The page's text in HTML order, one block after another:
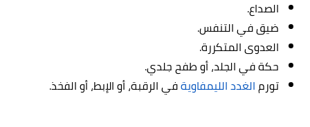
الصداع.
ضيق في التنفس.
العدوى المتكررة.
حكة في الجلد، أو طفح جلدي.
تورمالغدد الليمفاويةفي الرقبة، أو الإبط، أو الفخذ.